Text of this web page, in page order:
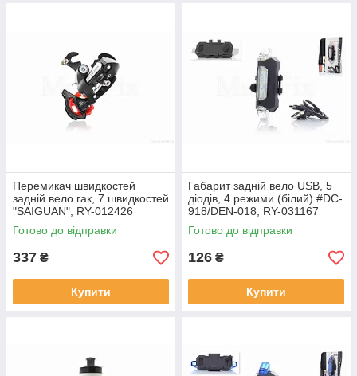
Перемикач швидкостей
задній вело гак, 7 швидкостей
"SAIGUAN", RY-012426
Готово до відправки
337 ₴
Купити
Габарит задній вело USB, 5
діодів, 4 режими (білий) #DC-
918/DEN-018, RY-031167
Готово до відправки
126 ₴
Купити